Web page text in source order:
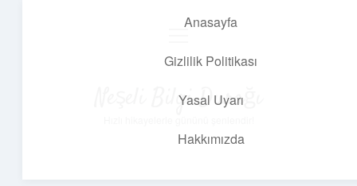
Anasayfa
Gizlilik Politikası
Yasal Uyarı
Hakkımızda
Neşeli Bilgi Durağı